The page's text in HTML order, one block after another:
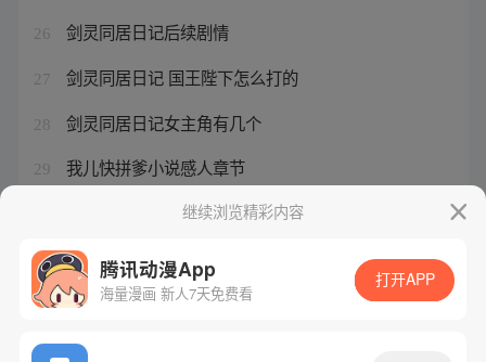
26 剑灵同居日记后续剧情
27 剑灵同居日记 国王陛下怎么打的
28 剑灵同居日记女主角有几个
29 我儿快拼爹小说感人章节
我儿快拼爹的别名继续浏览精彩内容
腾讯动漫App
海量漫画 新人7天免费看
打开APP